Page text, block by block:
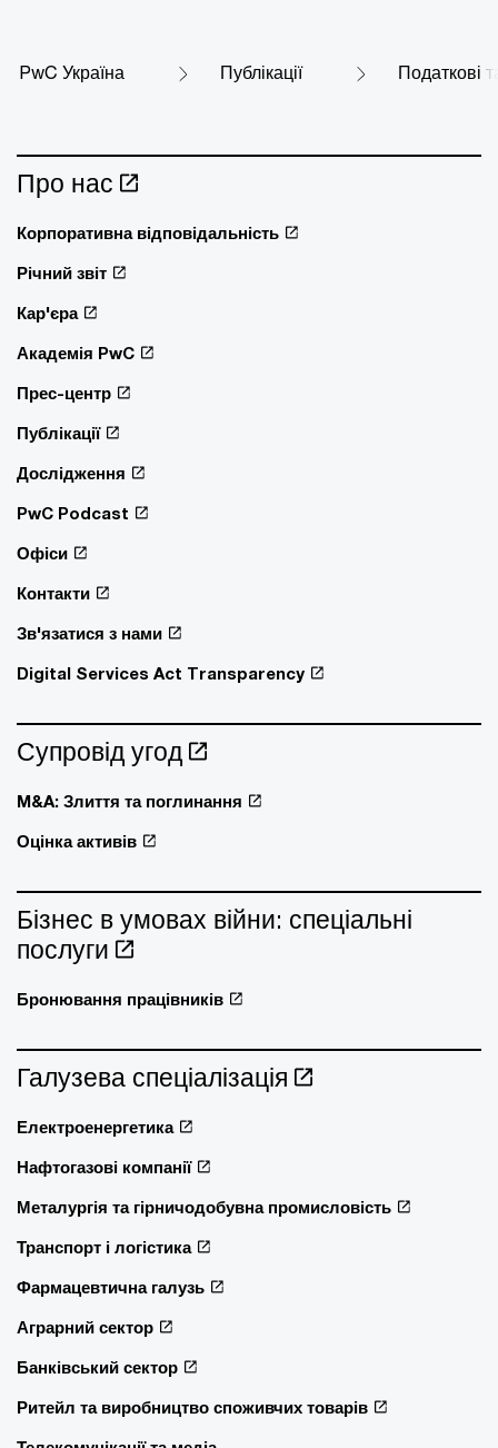
PwC Україна Публікації Податкові
Про нас
Корпоративна відповідальність
Річний звіт
Кар'єра
Академія PwC
Прес-центр
Публікації
Дослідження
PwC Podcast
Офіси
Контакти
Зв'язатися з нами
Digital Services Act Transparency
Супровід угод
M&A: Злиття та поглинання
Оцінка активів
Бізнес в умовах війни: спеціальні
послуги
Бронювання працівників
Галузева спеціалізація
Електроенергетика
Нафтогазові компанії
Металургія та гірничодобувна промисловість
Транспорт і логістика
Фармацевтична галузь
Аграрний сектор
Банківський сектор
Ритейл та виробництво споживчих товарів